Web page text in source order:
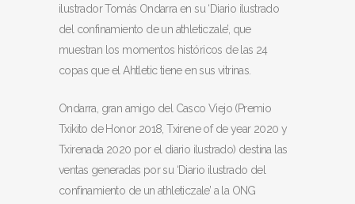
ilustrador Tomás Ondarra en su ‘Diario ilustrado
del confinamiento de un athleticzale’, que
muestran los momentos históricos de las 24
copas que el Ahtletic tiene en sus vitrinas.
Ondarra, gran amigo del Casco Viejo (Premio
Txikito de Honor 2018, Txirene of de year 2020 y
Txirenada 2020 por el diario ilustrado) destina las
ventas generadas por su ‘Diario ilustrado del
confinamiento de un athleticzale’ a la ONG